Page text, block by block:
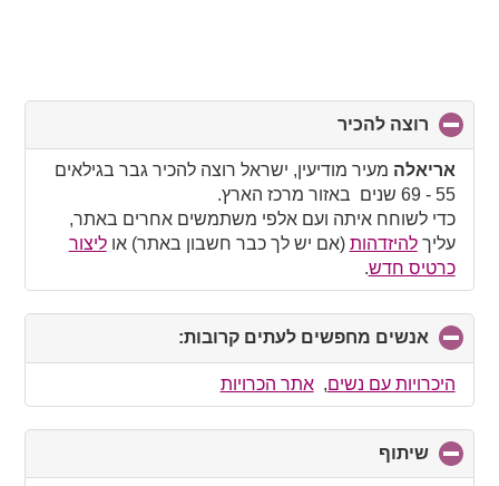
רוצה להכיר
to
collapse
contents
אריאלה מעיר מודיעין, ישראל רוצה להכיר גבר בגילאים
55 - 69 שנים באזור מרכז הארץ.
כדי לשוחח איתה ועם אלפי משתמשים אחרים באתר,
עליךלהיזדהות (אם יש לך כבר חשבון באתר) אוליצור
כרטיס חדש.
אנשים מחפשים לעתים קרובות:
to
contents
היכרויות עם נשים,אתר הכרויות
שיתוף
to